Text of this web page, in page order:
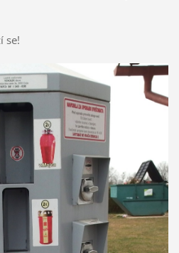
se!